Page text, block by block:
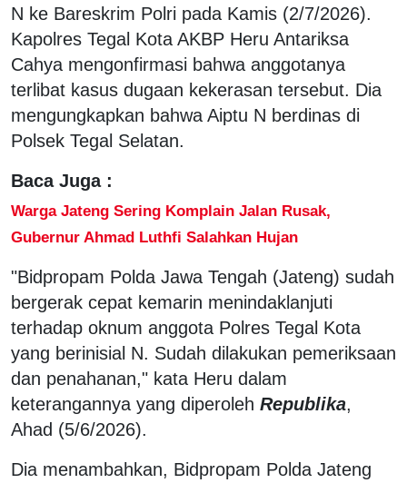
N ke Bareskrim Polri pada Kamis (2/7/2026).
Kapolres Tegal Kota AKBP Heru Antariksa
Cahya mengonfirmasi bahwa anggotanya
terlibat kasus dugaan kekerasan tersebut. Dia
mengungkapkan bahwa Aiptu N berdinas di
Polsek Tegal Selatan.
Baca Juga :
Warga Jateng Sering Komplain Jalan Rusak,
Gubernur Ahmad Luthfi Salahkan Hujan
"Bidpropam Polda Jawa Tengah (Jateng) sudah
bergerak cepat kemarin menindaklanjuti
terhadap oknum anggota Polres Tegal Kota
yang berinisial N. Sudah dilakukan pemeriksaan
dan penahanan," kata Heru dalam
keterangannya yang diperoleh Republika,
Ahad (5/6/2026).
Dia menambahkan, Bidpropam Polda Jateng